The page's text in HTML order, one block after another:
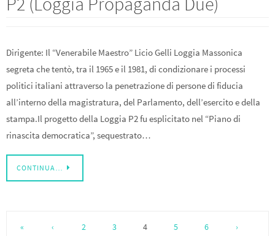
Dirigente: Il “Venerabile Maestro” Licio Gelli Loggia Massonica
segreta che tentò, tra il 1965 e il 1981, di condizionare i processi
politici italiani attraverso la penetrazione di persone di fiducia
all’interno della magistratura, del Parlamento, dell’esercito e della
stampa.Il progetto della Loggia P2 fu esplicitato nel “Piano di
rinascita democratica”, sequestrato…
CONTINUA…
« ‹ 2 3 4 5 6 ›